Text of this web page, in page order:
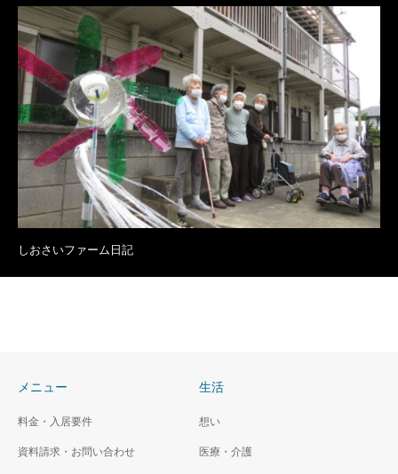
しおさいファーム日記
メニュー
料金・入居要件
資料請求・お問い合わせ
生活
想い
医療・介護